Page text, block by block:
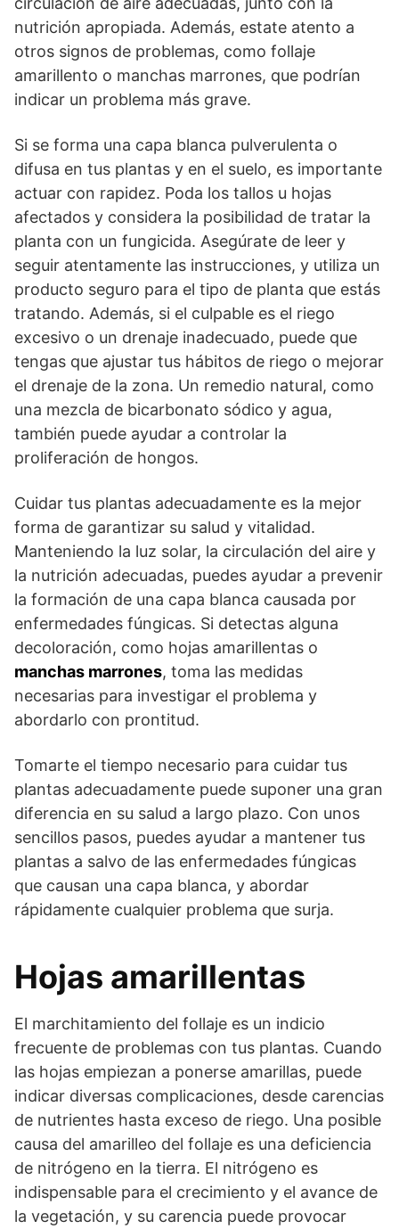
nutrición apropiada. Además, estate atento a
otros signos de problemas, como follaje
amarillento o manchas marrones, que podrían
indicar un problema más grave.
Si se forma una capa blanca pulverulenta o
difusa en tus plantas y en el suelo, es importante
actuar con rapidez. Poda los tallos u hojas
afectados y considera la posibilidad de tratar la
planta con un fungicida. Asegúrate de leer y
seguir atentamente las instrucciones, y utiliza un
producto seguro para el tipo de planta que estás
tratando. Además, si el culpable es el riego
excesivo o un drenaje inadecuado, puede que
tengas que ajustar tus hábitos de riego o mejorar
el drenaje de la zona. Un remedio natural, como
una mezcla de bicarbonato sódico y agua,
también puede ayudar a controlar la
proliferación de hongos.
Cuidar tus plantas adecuadamente es la mejor
forma de garantizar su salud y vitalidad.
Manteniendo la luz solar, la circulación del aire y
la nutrición adecuadas, puedes ayudar a prevenir
la formación de una capa blanca causada por
enfermedades fúngicas. Si detectas alguna
decoloración, como hojas amarillentas o
manchas marrones, toma las medidas
necesarias para investigar el problema y
abordarlo con prontitud.
Tomarte el tiempo necesario para cuidar tus
plantas adecuadamente puede suponer una gran
diferencia en su salud a largo plazo. Con unos
sencillos pasos, puedes ayudar a mantener tus
plantas a salvo de las enfermedades fúngicas
que causan una capa blanca, y abordar
rápidamente cualquier problema que surja.
Hojas amarillentas
El marchitamiento del follaje es un indicio
frecuente de problemas con tus plantas. Cuando
las hojas empiezan a ponerse amarillas, puede
indicar diversas complicaciones, desde carencias
de nutrientes hasta exceso de riego. Una posible
causa del amarilleo del follaje es una deficiencia
de nitrógeno en la tierra. El nitrógeno es
indispensable para el crecimiento y el avance de
la vegetación, y su carencia puede provocar